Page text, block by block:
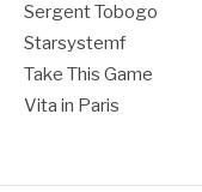
Sergent Tobogo
Starsystemf
Take This Game
Vita in Paris